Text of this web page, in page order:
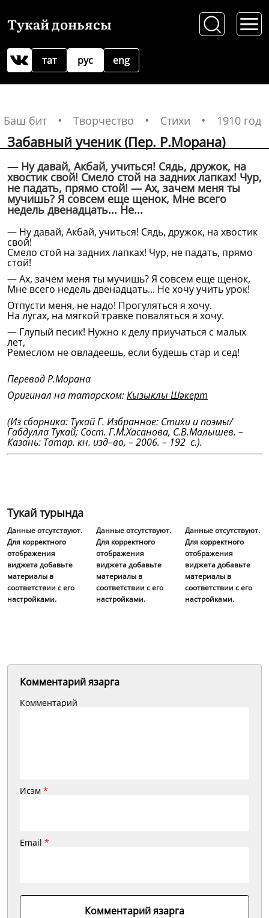
Тукай доньясы
рус
тат eng
Баш бит Творчество Стихи 1910 год
Забавный ученик (Пер. Р.Морана)
— Ну давай, Акбай, учиться! Сядь, дружок, на
хвостик свой! Смело стой на задних лапках! Чур,
не падать, прямо стой! — Ах, зачем меня ты
мучишь? Я совсем еще щенок, Мне всего
недель двенадцать... Не...
— Ну давай, Акбай, учиться! Сядь, дружок, на хвостик
свой!
Смело стой на задних лапках! Чур, не падать, прямо
стой!
— Ах, зачем меня ты мучишь? Я совсем еще щенок,
Мне всего недель двенадцать... Не хочу учить урок!
Отпусти меня, не надо! Прогуляться я хочу.
На лугах, на мягкой травке поваляться я хочу.
— Глупый песик! Нужно к делу приучаться с малых
лет,
Ремеслом не овладеешь, если будешь стар и сед!
Перевод Р.Морана
Оригинал на татарском:Кызыклы Шәкерт
(Из сборника: Тукай Г. Избранное: Стихи и поэмы/
Габдулла Тукай; Сост. Г.М.Хасанова, С.В.Малышев. –
Казань: Татар. кн. изд–во, – 2006. – 192 с.).
Тукай турында
Данные отсутствуют.
Для корректного
отображения
виджета добавьте
материалы в
соответствии с его
настройками.
Данные отсутствуют.
Для корректного
отображения
виджета добавьте
материалы в
соответствии с его
настройками.
Данные отсутствуют.
Для корректного
отображения
виджета добавьте
материалы в
соответствии с его
настройками.
Комментарий язарга
Комментарий
Исэм *
Email *
Комментарий язарга